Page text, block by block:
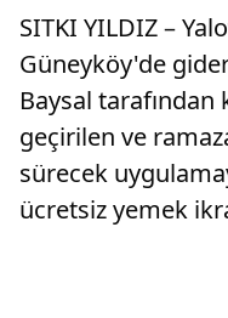
SITKI YILDIZ –
Güneyköy'de
Baysal tarafından
geçirilen ve
sürecek
ücretsiz yemek